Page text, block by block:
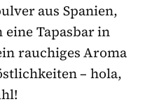
aus Spanien,
Tapasbar in
rauchiges Aroma
– hola,